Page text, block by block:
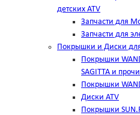
детских ATV
Запчасти для
Запчасти для
Покрышки и Диски
Покрышки
SAGITTA и
Покрышки
Диски ATV
Покрышки